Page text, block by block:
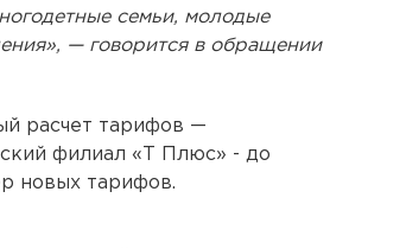
семьи, молодые
— говорится в обращении
расчет тарифов —
филиал «Т Плюс» - до
новых тарифов.